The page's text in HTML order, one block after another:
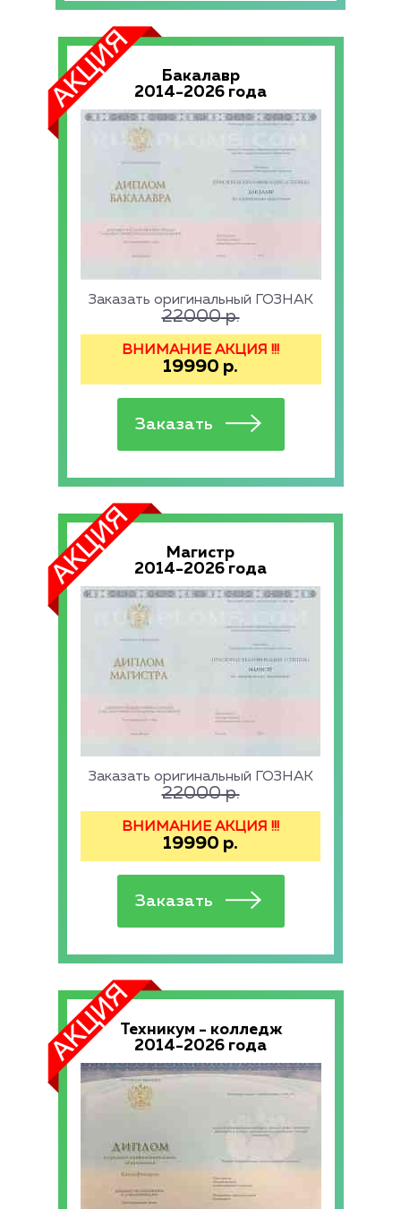
Бакалавр
2014-2026 года
Заказать оригинальный ГОЗНАК
22000р.
ВНИМАНИЕ АКЦИЯ !!!
19990 р.
Магистр
2014-2026 года
Заказать оригинальный ГОЗНАК
22000р.
ВНИМАНИЕ АКЦИЯ !!!
19990 р.
Техникум - колледж
2014-2026 года